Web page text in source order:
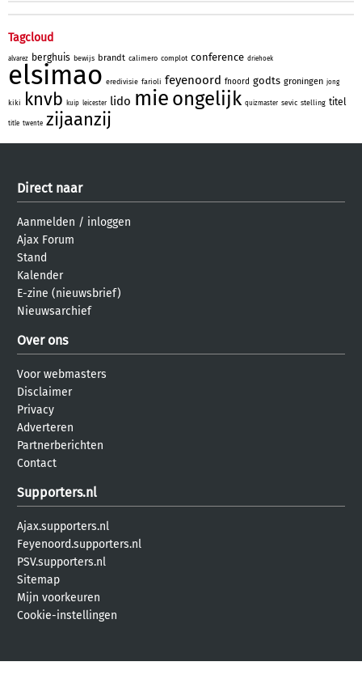
Tagcloud
alvarez berghuis bewijs brandt calimero complot conference driehoek
elsimao eredivisie farioli feyenoord fnoord godts groningen jong
kiki knvb kuip leicester lido mie ongelijk quizmaster sevic stelling titel
title twente zijaanzij
Direct naar
Aanmelden / inloggen
Ajax Forum
Stand
Kalender
E-zine (nieuwsbrief)
Nieuwsarchief
Over ons
Voor webmasters
Disclaimer
Privacy
Adverteren
Partnerberichten
Contact
Supporters.nl
Ajax.supporters.nl
Feyenoord.supporters.nl
PSV.supporters.nl
Sitemap
Mijn voorkeuren
Cookie-instellingen